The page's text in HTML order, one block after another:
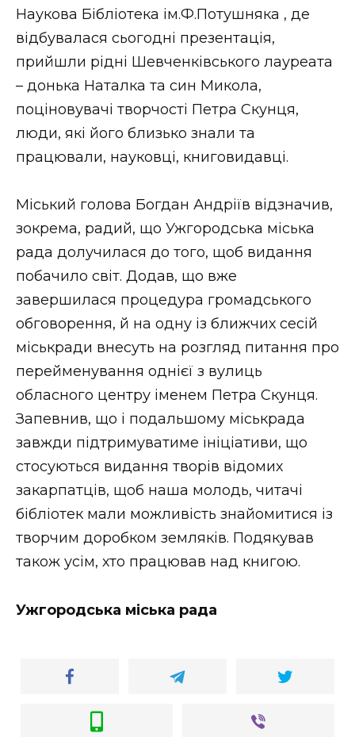
Наукова Бібліотека ім.Ф.Потушняка , де
відбувалася сьогодні презентація,
прийшли рідні Шевченківського лауреата
– донька Наталка та син Микола,
поціновувачі творчості Петра Скунця,
люди, які його близько знали та
працювали, науковці, книговидавці.
Міський голова Богдан Андріїв відзначив,
зокрема, радий, що Ужгородська міська
рада долучилася до того, щоб видання
побачило світ. Додав, що вже
завершилася процедура громадського
обговорення, й на одну із ближчих сесій
міськради внесуть на розгляд питання про
перейменування однієї з вулиць
обласного центру іменем Петра Скунця.
Запевнив, що і подальшому міськрада
завжди підтримуватиме ініціативи, що
стосуються видання творів відомих
закарпатців, щоб наша молодь, читачі
бібліотек мали можливість знайомитися із
творчим доробком земляків. Подякував
також усім, хто працював над книгою.
Ужгородська міська рада